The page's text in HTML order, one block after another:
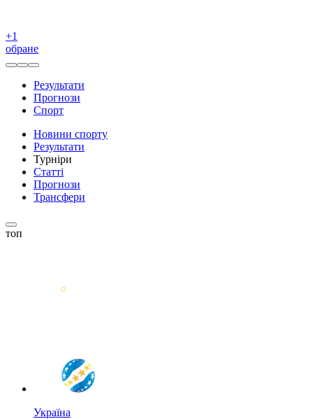
+1
обране
Результати
Прогнози
Спорт
Новини спорту
Результати
Турніри
Статті
Прогнози
Трансфери
топ
Україна